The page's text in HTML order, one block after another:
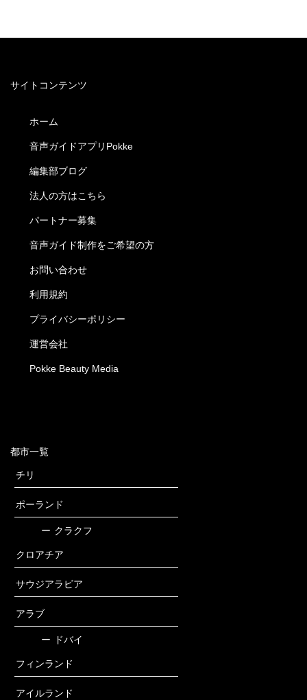
サイトコンテンツ
ホーム
音声ガイドアプリPokke
編集部ブログ
法人の方はこちら
パートナー募集
音声ガイド制作をご希望の方
お問い合わせ
利用規約
プライバシーポリシー
運営会社
Pokke Beauty Media
都市一覧
チリ
ポーランド
ー クラクフ
クロアチア
サウジアラビア
アラブ
ー ドバイ
フィンランド
アイルランド